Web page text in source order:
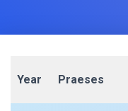
Year Praeses